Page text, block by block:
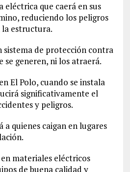
eléctrica que caerá en sus
reduciendo los peligros
la estructura.
sistema de protección contra
se generen, ni los atraerá.
El Polo, cuando se instala
significativamente el
y peligros.
a quienes caigan en lugares
materiales eléctricos
de buena calidad y